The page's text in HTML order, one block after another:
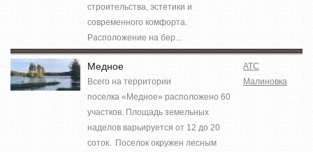
строительства, эстетики и
современного комфорта.
Расположение на бер...
Медное
Всего на территории
поселка «Медное» расположено 60
участков. Площадь земельных
наделов варьируется от 12 до 20
соток. Поселок окружен лесным
АТС
Малиновка